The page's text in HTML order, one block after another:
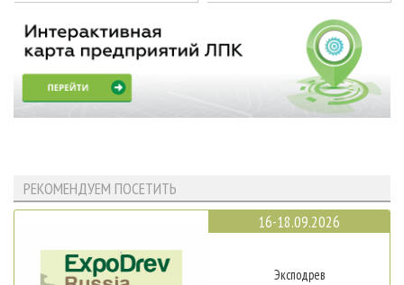
РЕКОМЕНДУЕМ ПОСЕТИТЬ
16-18.09.2026
Эксподрев